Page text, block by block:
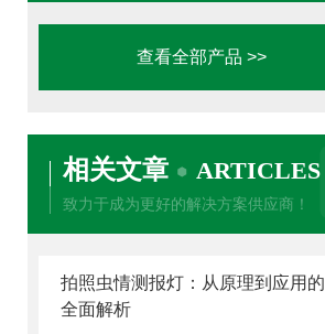
查看全部产品 >>
相关文章 ARTICLES
致力于成为更好的解决方案供应商！
拍照虫情测报灯：从原理到应用的
全面解析